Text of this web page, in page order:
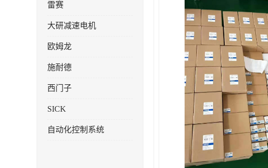
雷赛
大研减速电机
欧姆龙
施耐德
西门子
SICK
自动化控制系统